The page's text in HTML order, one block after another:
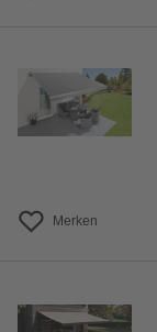
Merken